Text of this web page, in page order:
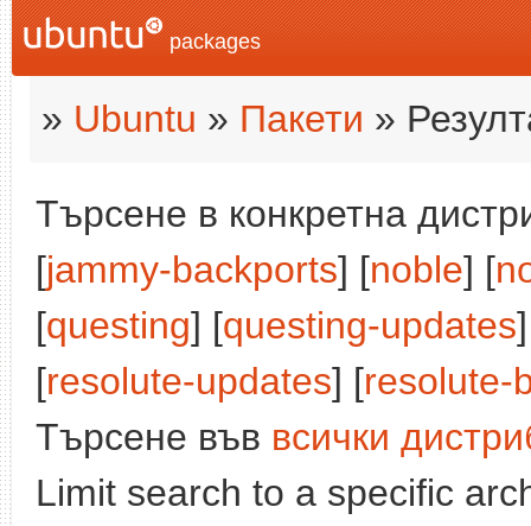
packages
» Ubuntu » Пакети »
Търсене в конкретна
[jammy-backports] [noble] [
[questing] [questing-updates
[resolute-updates] [resolute-
Търсене във всички
Limit search to a specific